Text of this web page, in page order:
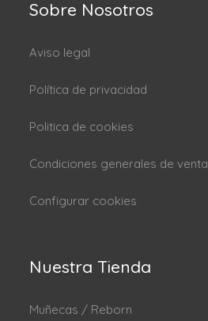
Sobre Nosotros
Aviso legal
Política de privacidad
Politica de cookies
Condiciones generales de venta
Configurar cookies
Nuestra Tienda
Muñecas / Reborn